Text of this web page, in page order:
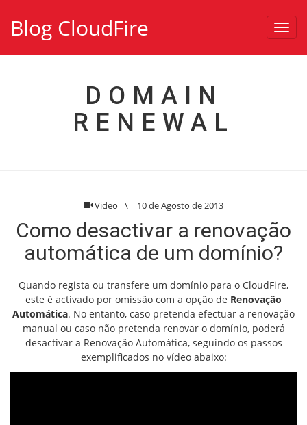
Blog CloudFire
DOMAIN
RENEWAL
Video \ 10 de Agosto de 2013
Como desactivar a renovação
automática de um domínio?
Quando regista ou transfere um domínio para o CloudFire,
este é activado por omissão com a opção de Renovação
Automática. No entanto, caso pretenda efectuar a renovação
manual ou caso não pretenda renovar o domínio, poderá
desactivar a Renovação Automática, seguindo os passos
exemplificados no vídeo abaixo: